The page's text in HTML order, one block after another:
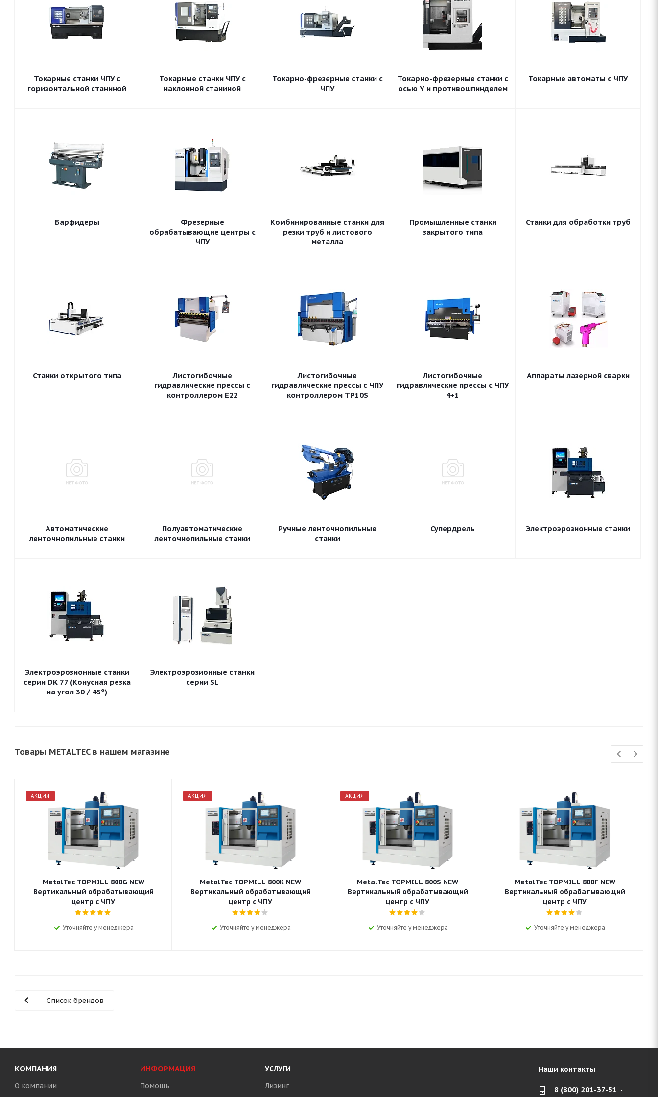
Токарные станки ЧПУ с
горизонтальной станиной
Токарные станки ЧПУ c
наклонной станиной
Токарно-фрезерные станки с
ЧПУ
Токарно-фрезерные станки с
осью Y и противошпинделем
Токарные автоматы с ЧПУ
Барфидеры
Фрезерные
обрабатывающие центры с
ЧПУ
Комбинированные станки для
резки труб и листового
металла
Промышленные станки
закрытого типа
Станки для обработки труб
Станки открытого типа
Листогибочные
гидравлические прессы с
контроллером E22
Листогибочные
гидравлические прессы с ЧПУ
контроллером TP10S
Листогибочные
гидравлические прессы с ЧПУ
4+1
Аппараты лазерной сварки
Автоматические
ленточнопильные станки
Полуавтоматические
ленточнопильные станки
Ручные ленточнопильные
станки
Супердрель Электроэрозионные станки
Электроэрозионные станки
серии DK 77 (Конусная резка
на угол 30 / 45°)
Электроэрозионные станки
серии SL
Товары METALTEC в нашем магазине
АКЦИЯ
MetalTec TOPMILL 800G NEW
Вертикальный обрабатывающий
центр с ЧПУ
Уточняйте у менеджера
АКЦИЯ
MetalTec TOPMILL 800K NEW
Вертикальный обрабатывающий
центр с ЧПУ
Уточняйте у менеджера
АКЦИЯ
MetalTec TOPMILL 800S NEW
Вертикальный обрабатывающий
центр с ЧПУ
Уточняйте у менеджера
MetalTec TOPMILL 800F NEW
Вертикальный обрабатывающий
центр с ЧПУ
Уточняйте у менеджера
Список брендов
КОМПАНИЯ
О компании
ИНФОРМАЦИЯ
Помощь
УСЛУГИ
Лизинг
Наши контакты
8 (800) 201-37-51